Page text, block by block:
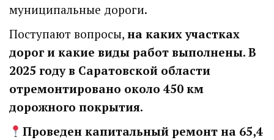
муниципальные дороги.
Поступают вопросы, на каких участках
дорог и какие виды работ выполнены. В
2025 году в Саратовской области
отремонтировано около 450 км
дорожного покрытия.
Проведен капитальный ремонт на 65,4